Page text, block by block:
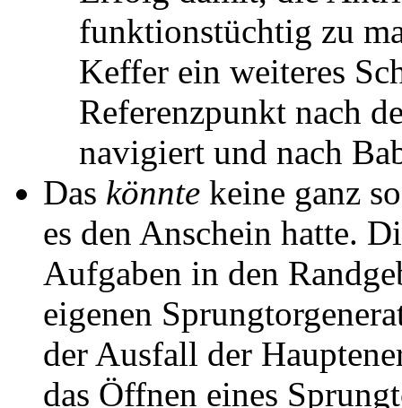
funktionstüchtig zu
Keffer ein weiteres
Referenzpunkt nach
navigiert und nach
Das könnte keine ganz
es den Anschein hatte.
Aufgaben in den
eigenen
der Ausfall der
das Öffnen eines